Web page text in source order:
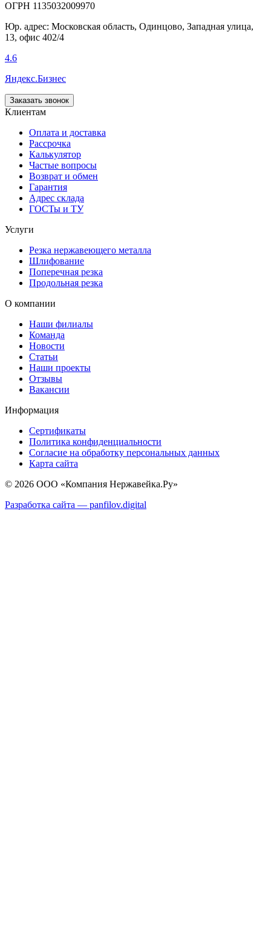
ОГРН 1135032009970
Юр. адрес: Московская область, Одинцово, Западная улица,
13, офис 402/4
4.6
Яндекс.Бизнес
Заказать звонок
Клиентам
Оплата и доставка
Рассрочка
Калькулятор
Частые вопросы
Возврат и обмен
Гарантия
Адрес склада
ГОСТы и ТУ
Услуги
Резка нержавеющего металла
Шлифование
Поперечная резка
Продольная резка
О компании
Наши филиалы
Команда
Новости
Статьи
Наши проекты
Отзывы
Вакансии
Информация
Сертификаты
Политика конфиденциальности
Согласие на обработку персональных данных
Карта сайта
© 2026 ООО «Компания Нержавейка.Ру»
Разработка сайта — panfilov.digital